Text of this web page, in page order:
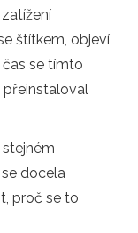
štítkem, objeví
se tímto
přeinstaloval
docela
proč se to